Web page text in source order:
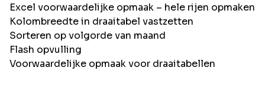
Excel voorwaardelijke opmaak – hele rijen opmaken
Kolombreedte in draaitabel vastzetten
Sorteren op volgorde van maand
Flash opvulling
Voorwaardelijke opmaak voor draaitabellen